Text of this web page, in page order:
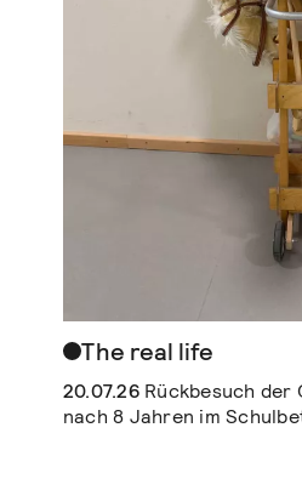
The real life
20.07.26Rückbesuch der
nach 8 Jahren im